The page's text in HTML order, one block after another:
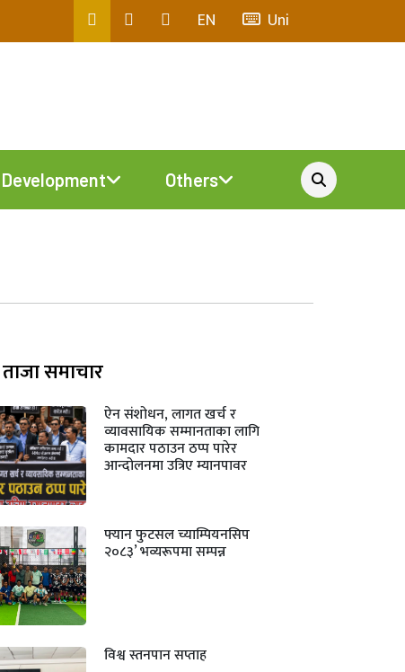
EN Uni
Development Others
ताजा समाचार
ऐन संशोधन, लागत खर्च र
व्यावसायिक सम्मानताका लागि
कामदार पठाउन ठप्प पारेर
आन्दोलनमा उत्रिए म्यानपावर
फ्यान फुटसल च्याम्पियनसिप
२०८३’ भव्यरूपमा सम्पन्न
विश्व स्तनपान सप्ताह